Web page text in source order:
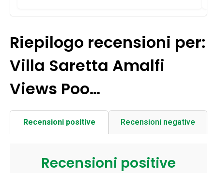
Riepilogo recensioni per:
Villa Saretta Amalfi
Views Poo…
Recensioni positive Recensioni negative
Recensioni positive